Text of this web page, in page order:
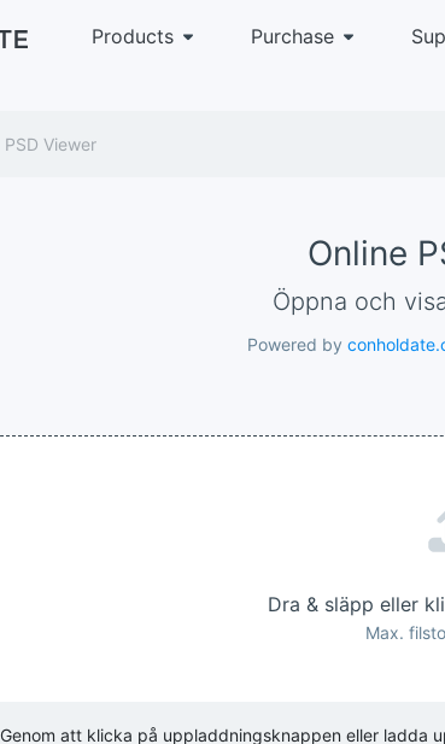
Products Purchase
PSD Viewer
Online
Öppna och
Powered by
Dra & släpp eller
Max.
Genom att klicka på uppladdningsknappen eller ladda